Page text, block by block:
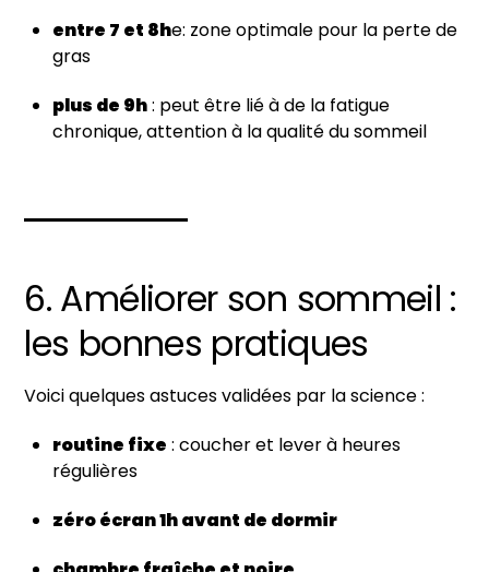
entre 7 et 8he: zone optimale pour la perte de
gras
plus de 9h: peut être lié à de la fatigue
chronique, attention à la qualité du sommeil
6. Améliorer son sommeil :
les bonnes pratiques
Voici quelques astuces validées par la science :
routine fixe : coucher et lever à heures
régulières
zéro écran 1h avant de dormir